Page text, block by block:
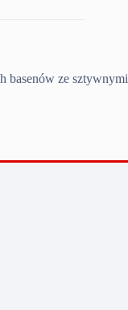
basenów ze sztywnymi